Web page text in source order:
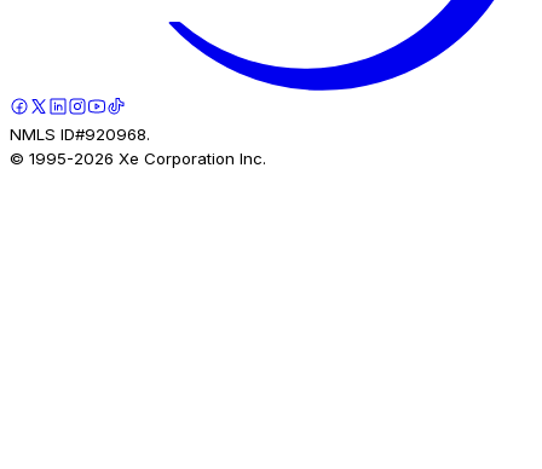
NMLS ID#920968.
© 1995-2026 Xe Corporation Inc.